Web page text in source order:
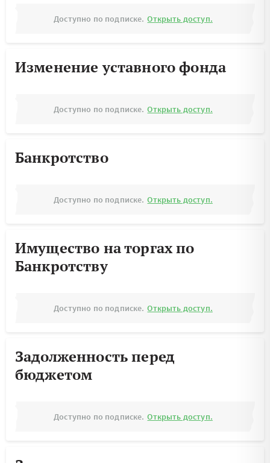
Доступно по подписке. Открыть доступ.
Изменение уставного фонда
Доступно по подписке. Открыть доступ.
Банкротство
Доступно по подписке. Открыть доступ.
Имущество на торгах по
Банкротству
Доступно по подписке. Открыть доступ.
Задолженность перед
бюджетом
Доступно по подписке. Открыть доступ.